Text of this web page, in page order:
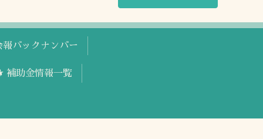
報バックナンバー
補助金情報一覧